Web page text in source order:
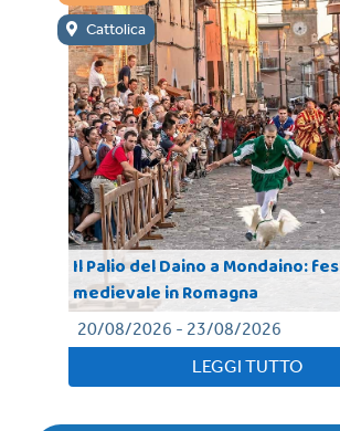
Cattolica
Il Palio del Daino a Mondaino:
medievale in Romagna
20/08/2026 - 23/08/2026
LEGGI TUTTO